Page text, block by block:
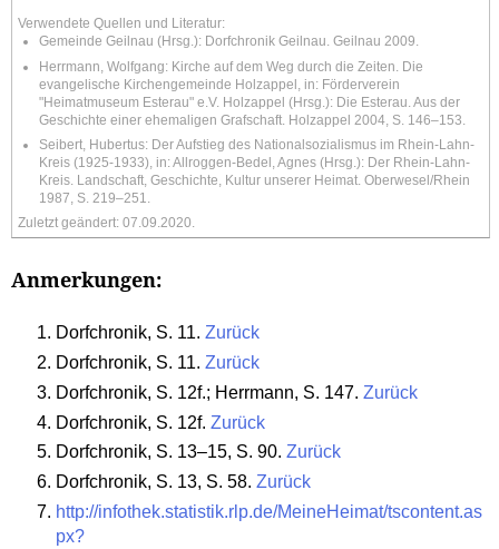
Verwendete Quellen und Literatur:
Gemeinde Geilnau (Hrsg.): Dorfchronik Geilnau. Geilnau 2009.
Herrmann, Wolfgang: Kirche auf dem Weg durch die Zeiten. Die
evangelische Kirchengemeinde Holzappel, in: Förderverein
"Heimatmuseum Esterau" e.V. Holzappel (Hrsg.): Die Esterau. Aus der
Geschichte einer ehemaligen Grafschaft. Holzappel 2004, S. 146–153.
Seibert, Hubertus: Der Aufstieg des Nationalsozialismus im Rhein-Lahn-
Kreis (1925-1933), in: Allroggen-Bedel, Agnes (Hrsg.): Der Rhein-Lahn-
Kreis. Landschaft, Geschichte, Kultur unserer Heimat. Oberwesel/Rhein
1987, S. 219–251.
Zuletzt geändert: 07.09.2020.
Anmerkungen:
Dorfchronik, S. 11. Zurück
Dorfchronik, S. 11. Zurück
Dorfchronik, S. 12f.; Herrmann, S. 147. Zurück
Dorfchronik, S. 12f. Zurück
Dorfchronik, S. 13–15, S. 90. Zurück
Dorfchronik, S. 13, S. 58. Zurück
http://infothek.statistik.rlp.de/MeineHeimat/tscontent.as
px?